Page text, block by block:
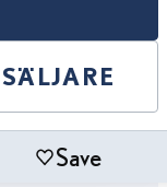
Save